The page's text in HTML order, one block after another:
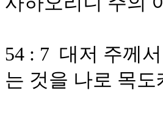
54 : 7 대저 주께
는 것을 나로 목